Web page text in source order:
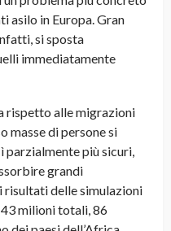
asilo in Europa. Gran
si sposta
immediatamente
rispetto alle migrazioni
masse di persone si
parzialmente più sicuri,
grandi
risultati delle simulazioni
milioni totali, 86